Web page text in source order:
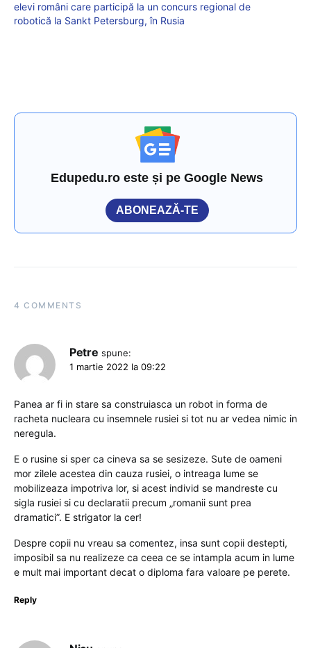
elevi români care participă la un concurs regional de
robotică la Sankt Petersburg, în Rusia
Edupedu.ro este și pe Google News
ABONEAZĂ-TE
4 COMMENTS
Petre spune:
1 martie 2022 la 09:22
Panea ar fi in stare sa construiasca un robot in forma de
racheta nucleara cu insemnele rusiei si tot nu ar vedea nimic in
neregula.
E o rusine si sper ca cineva sa se sesizeze. Sute de oameni
mor zilele acestea din cauza rusiei, o intreaga lume se
mobilizeaza impotriva lor, si acest individ se mandreste cu
sigla rusiei si cu declaratii precum „romanii sunt prea
dramatici”. E strigator la cer!
Despre copii nu vreau sa comentez, insa sunt copii destepti,
imposibil sa nu realizeze ca ceea ce se intampla acum in lume
e mult mai important decat o diploma fara valoare pe perete.
Reply